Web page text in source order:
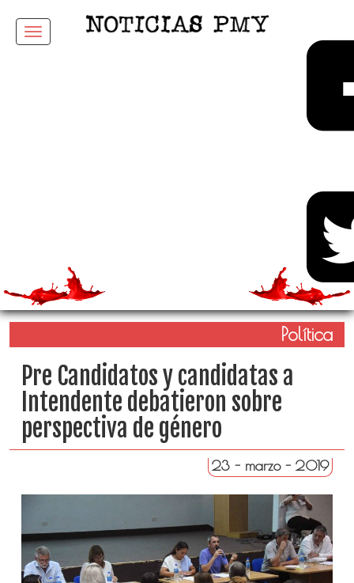
Menu
Política
Pre Candidatos y candidatas a
Intendente debatieron sobre
perspectiva de género
23 - marzo - 2019